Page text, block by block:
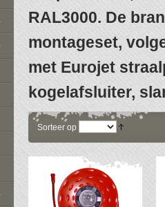
RAL3000. De
montageset,
met Eurojet
kogelafsluiter,
Sorteer op